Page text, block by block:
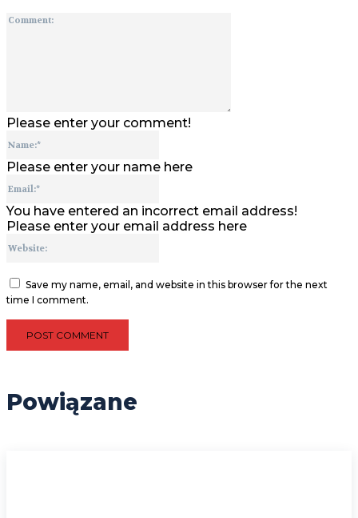
Please enter your comment!
Please enter your name here
You have entered an incorrect email address!
Please enter your email address here
Save my name, email, and website in this browser for the next
time I comment.
Powiązane